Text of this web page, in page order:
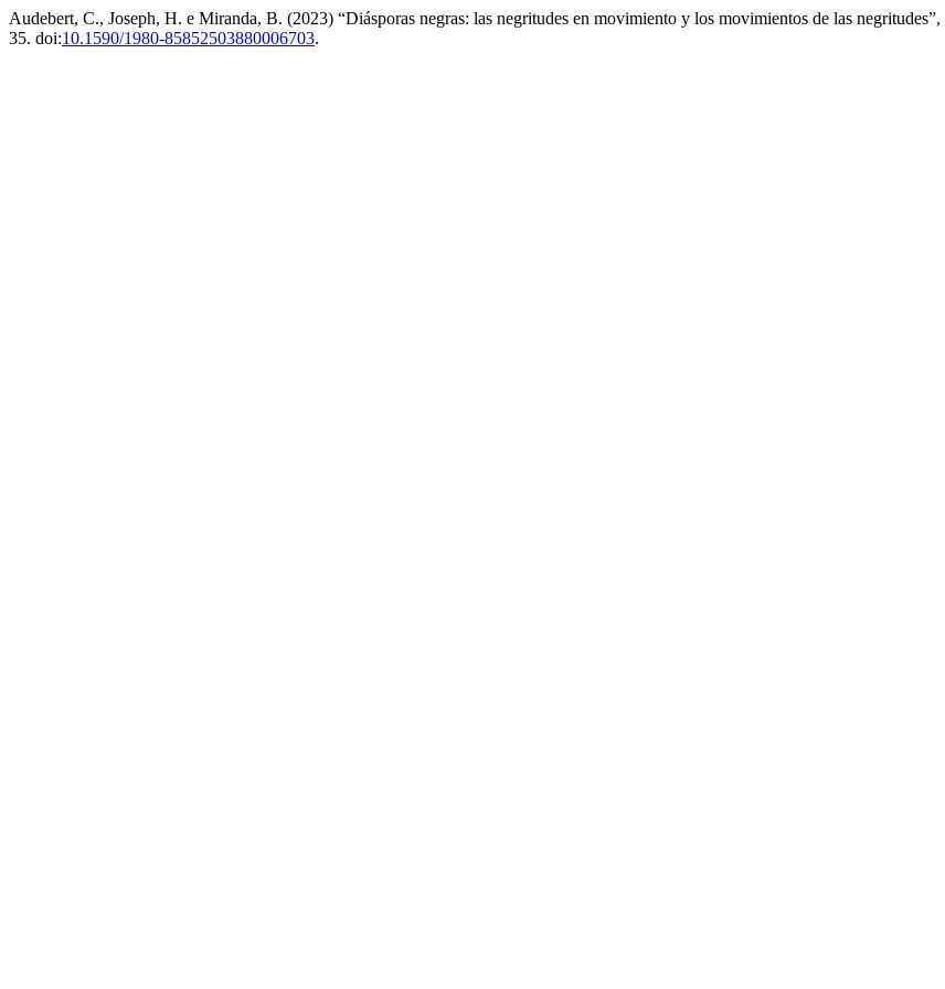
Audebert, C., Joseph, H. e Miranda, B. (2023) “Diásporas negras: las negritudes en movimiento y los movimientos de las negritudes”,
35. doi:10.1590/1980-85852503880006703.